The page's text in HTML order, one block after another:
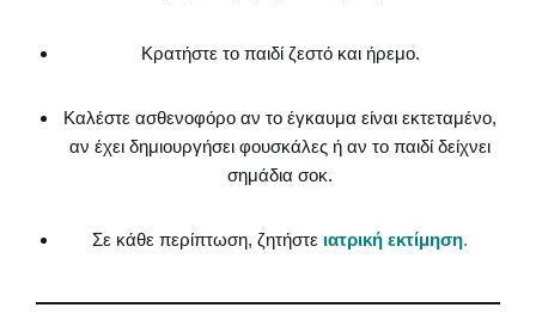
Κρατήστε το παιδί ζεστό και ήρεμο.
Καλέστε ασθενοφόρο αν το έγκαυμα είναι εκτεταμένο,
αν έχει δημιουργήσει φουσκάλες ή αν το παιδί δείχνει
σημάδια σοκ.
Σε κάθε περίπτωση, ζητήστε ιατρική εκτίμηση.